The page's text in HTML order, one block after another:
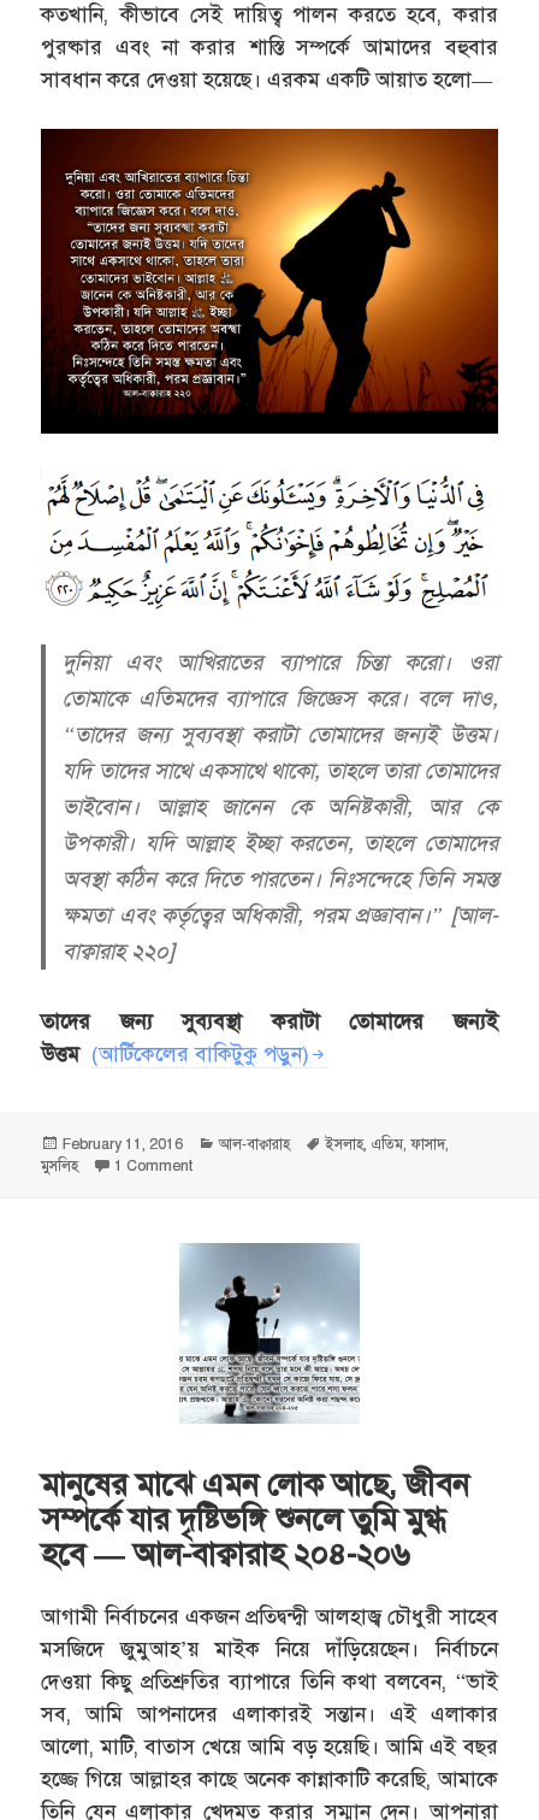
কতখানি, কীভাবে সেই দায়িত্ব পালন করতে হবে, করার
পুরষ্কার এবং না করার শাস্তি সম্পর্কে আমাদের বহুবার
সাবধান করে দেওয়া হয়েছে। এরকম একটি আয়াত হলো—
দুনিয়া এবং আখিরাতের ব্যাপারে চিন্তা করো। ওরা
তোমাকে এতিমদের ব্যাপারে জিজ্ঞেস করে। বলে দাও,
“তাদের জন্য সুব্যবস্থা করাটা তোমাদের জন্যই উত্তম।
যদি তাদের সাথে একসাথে থাকো, তাহলে তারা তোমাদের
ভাইবোন। আল্লাহ জানেন কে অনিষ্টকারী, আর কে
উপকারী। যদি আল্লাহ ইচ্ছা করতেন, তাহলে তোমাদের
অবস্থা কঠিন করে দিতে পারতেন। নিঃসন্দেহে তিনি সমস্ত
ক্ষমতা এবং কর্তৃত্বের অধিকারী, পরম প্রজ্ঞাবান।” [আল-
বাক্বারাহ ২২০]
তাদের জন্য সুব্যবস্থা করাটা তোমাদের জন্যই
উত্তম (আর্টিকেলের বাকিটুকু পড়ুন)
Posted
on
February 11, 2016 Categories
আল-বাক্বারাহ Tags
ইসলাহ, এতিম,ফাসাদ,
মুসলিহ
1 Commenton যদি আল্লাহ ইচ্ছা করতেন, তাহলে তোমাদের অবস্থা কঠিন
মানুষের মাঝে এমন লোক আছে, জীবন
সম্পর্কে যার দৃষ্টিভঙ্গি শুনলে তুমি মুগ্ধ
হবে — আল-বাক্বারাহ ২০৪-২০৬
আগামী নির্বাচনের একজন প্রতিদ্বন্দ্বী আলহাজ্ব চৌধুরী সাহেব
মসজিদে জুমুআহ’য় মাইক নিয়ে দাঁড়িয়েছেন। নির্বাচনে
দেওয়া কিছু প্রতিশ্রুতির ব্যাপারে তিনি কথা বলবেন, “ভাই
সব, আমি আপনাদের এলাকারই সন্তান। এই এলাকার
আলো, মাটি, বাতাস খেয়ে আমি বড় হয়েছি। আমি এই বছর
হজ্জে গিয়ে আল্লাহর কাছে অনেক কান্নাকাটি করেছি, আমাকে
তিনি যেন এলাকার খেদমত করার সম্মান দেন। আপনারা